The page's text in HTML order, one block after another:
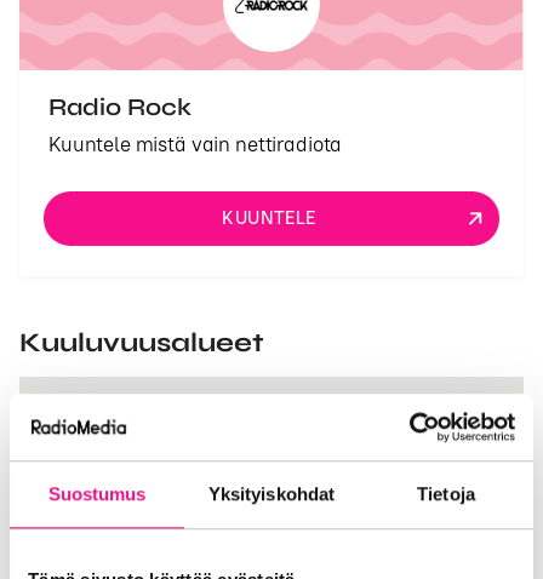
Suostumus Yksityiskohdat Tietoja
Radio Rock
Kuuntele mistä vain nettiradiota
KUUNTELE
Kuuluvuusalueet